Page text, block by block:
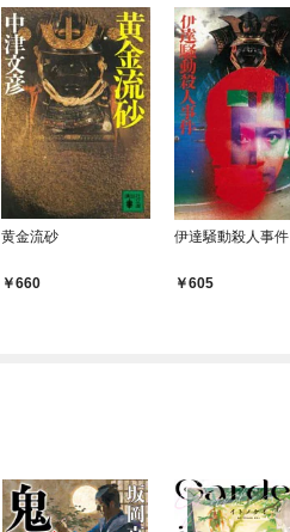
黄金流砂
660
伊達騒動殺人事件
605